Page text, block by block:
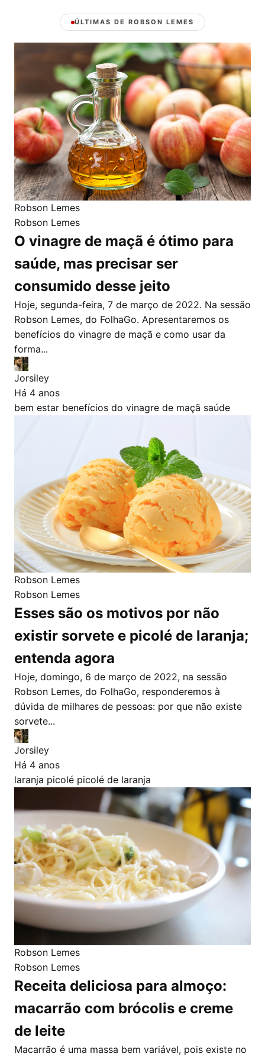
ÚLTIMAS DE ROBSON LEMES
Robson Lemes
Robson Lemes
O vinagre de maçã é ótimo para
saúde, mas precisar ser
consumido desse jeito
Hoje, segunda-feira, 7 de março de 2022. Na sessão
Robson Lemes, do FolhaGo. Apresentaremos os
benefícios do vinagre de maçã e como usar da
forma...
Jorsiley
Há 4 anos
bem estar benefícios do vinagre de maçã saúde
Robson Lemes
Robson Lemes
Esses são os motivos por não
existir sorvete e picolé de laranja;
entenda agora
Hoje, domingo, 6 de março de 2022, na sessão
Robson Lemes, do FolhaGo, responderemos à
dúvida de milhares de pessoas: por que não existe
sorvete...
Jorsiley
Há 4 anos
laranja picolé picolé de laranja
Robson Lemes
Robson Lemes
Receita deliciosa para almoço:
macarrão com brócolis e creme
de leite
Macarrão é uma massa bem variável, pois existe no